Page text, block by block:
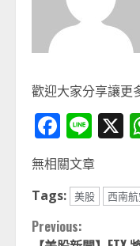
歡迎大家分享讓更
X
無相關文章
Tags: 美股 西南
Continue
Previous: